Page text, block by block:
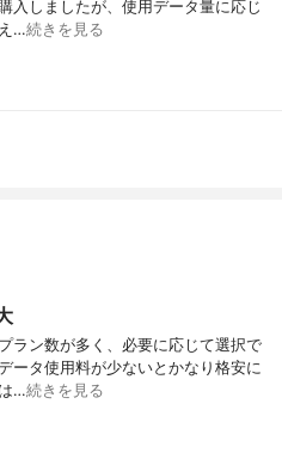
入しましたが、使用データ量に応じ
…続きを見る
ラン数が多く、必要に応じて選択で
ータ使用料が少ないとかなり格安に
…続きを見る